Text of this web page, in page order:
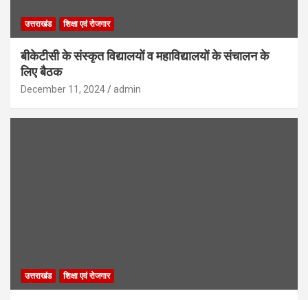
उत्तराखंड शिक्षा एवं रोजगार
बीकेटीसी के संस्कृत विद्यालयों व महाविद्यालयों के संचालन के
लिए बैठक
December 11, 2024 admin
उत्तराखंड शिक्षा एवं रोजगार